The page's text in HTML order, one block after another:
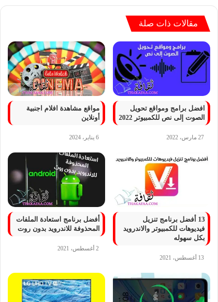
مقالات ذات صلة
افضل برامج ومواقع تحويل
الصوت إلى نص للكمبيوتر 2022
27 مارس، 2022
مواقع مشاهدة افلام اجنبية
أونلاين
6 يناير، 2024
13 أفضل برنامج تنزيل
فيديوهات للكمبيوتر والاندرويد
بكل سهوله
13 أغسطس، 2021
أفضل برنامج استعادة الملفات
المحذوفة للاندرويد بدون روت
2 أغسطس، 2021